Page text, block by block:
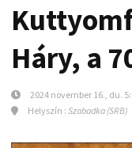
Háry, a
2024 november 16., du.
Helyszín : Szabadka (SRB)